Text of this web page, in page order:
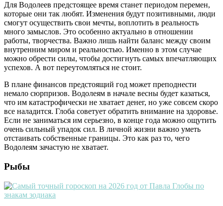
Для Водолеев предстоящее время станет периодом перемен,
которые они так любят. Изменения будут позитивными, люди
смогут осуществить свои мечты, воплотить в реальность
много замыслов. Это особенно актуально в отношении
работы, творчества. Важно лишь найти баланс между своим
внутренним миром и реальностью. Именно в этом случае
можно обрести силы, чтобы достигнуть самых впечатляющих
успехов. А вот переутомляться не стоит.
В плане финансов предстоящий год может преподнести
немало сюрпризов. Водолеям в начале весны будет казаться,
что им катастрофически не хватает денег, но уже совсем скоро
все наладится. Глоба советует обратить внимание на здоровье.
Если не заниматься им серьезно, в конце года можно ощутить
очень сильный упадок сил. В личной жизни важно уметь
отстаивать собственные границы. Это как раз то, чего
Водолеям зачастую не хватает.
Рыбы